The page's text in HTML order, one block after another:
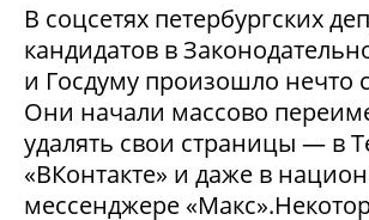
В соцсетях петербургских
кандидатов в
и Госдуму произошло нечто
Они начали массово
удалять свои страницы — в
«ВКонтакте» и даже в
мессенджере